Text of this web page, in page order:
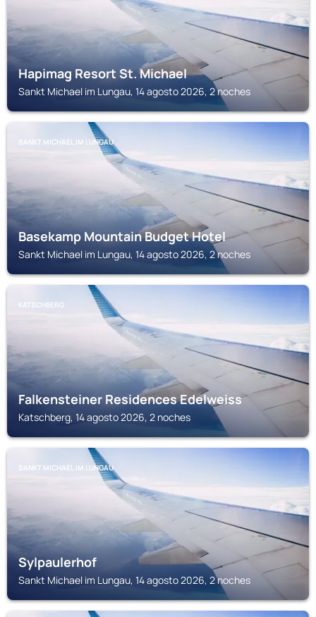
Hapimag Resort St. Michael
Sankt Michael im Lungau, 14 agosto 2026, 2 noches
SANKT MICHAEL IM LUNGAU
Basekamp Mountain Budget Hotel
Sankt Michael im Lungau, 14 agosto 2026, 2 noches
KATSCHBERG
Falkensteiner Residences Edelweiss
Katschberg, 14 agosto 2026, 2 noches
SANKT MICHAEL IM LUNGAU
Sylpaulerhof
Sankt Michael im Lungau, 14 agosto 2026, 2 noches